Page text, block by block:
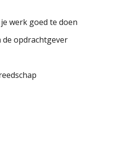
werk goed te doen
opdrachtgever